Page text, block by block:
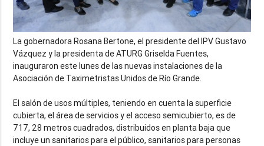
La gobernadora Rosana Bertone, el presidente del IPV Gustavo
Vázquez y la presidenta de ATURG Griselda Fuentes,
inauguraron este lunes de las nuevas instalaciones de la
Asociación de Taximetristas Unidos de Río Grande.
El salón de usos múltiples, teniendo en cuenta la superficie
cubierta, el área de servicios y el acceso semicubierto, es de
717, 28 metros cuadrados, distribuidos en planta baja que
incluye un sanitarios para el público, sanitarios para personas